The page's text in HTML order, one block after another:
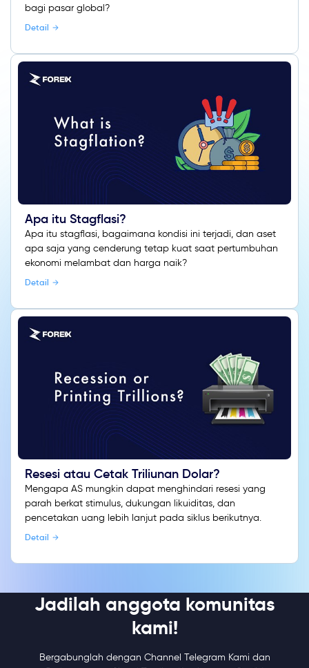
bagi pasar global?
Detail
Apa itu Stagflasi?
Apa itu stagflasi, bagaimana kondisi ini terjadi, dan aset
apa saja yang cenderung tetap kuat saat pertumbuhan
ekonomi melambat dan harga naik?
Detail
Resesi atau Cetak Triliunan Dolar?
Mengapa AS mungkin dapat menghindari resesi yang
parah berkat stimulus, dukungan likuiditas, dan
pencetakan uang lebih lanjut pada siklus berikutnya.
Detail
Jadilah anggota komunitas
kami!
Bergabunglah dengan Channel Telegram Kami dan